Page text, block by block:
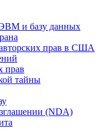
и базу данных
прав в США
прав
тайны
(NDA)